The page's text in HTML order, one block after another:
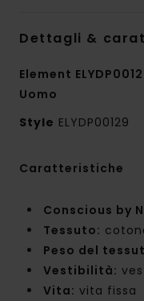
Dettagli &
Element
Uomo
Style ELYDP00129
Caratteristiche
Conscious by
Tessuto:
Peso del
Vestibilità:
Vita: vita fissa